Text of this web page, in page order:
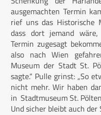
ausgemachten Termin
rief uns das Historische
dass dort jemand
Termin zugesagt
also nach Wien
Museum der Stadt St.
sagte.“ Pulle grinst: „So
nicht mehr. Wir haben
in ‚Stadtmuseum St.
Und sicher bleibt auch